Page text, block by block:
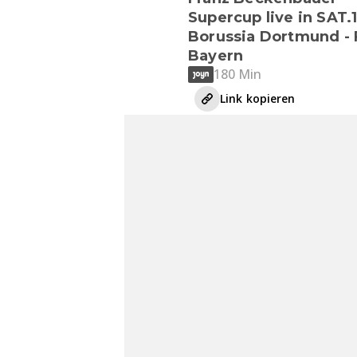
Supercup live in
Borussia Dortmund -
Bayern
180 Min
Link kopieren